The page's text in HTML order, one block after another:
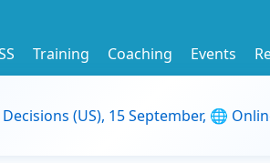
Training Coaching Events
(US), 15 September, 🌐